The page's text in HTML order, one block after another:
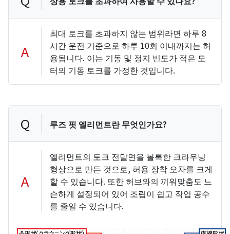
A
최대 토크를 초과하지 않는 범위라면 하루 8
시간 운전 기준으로 하루 10회 이내까지는 허
용됩니다. 이는 기동 및 정지 빈도가 적은 모
터의 기동 토크를 가정한 것입니다.
Q 루즈 핏 엘리먼트란 무엇인가요?
A
엘리먼트의 토크 전달면을 볼록한 크라우닝
형상으로 만든 것으로, 허용 장착 오차를 크게
할 수 있습니다. 또한 허브와의 끼워맞춤도 느
슨하게 설정되어 있어 조립이 쉽고 작업 공수
를 줄일 수 있습니다.